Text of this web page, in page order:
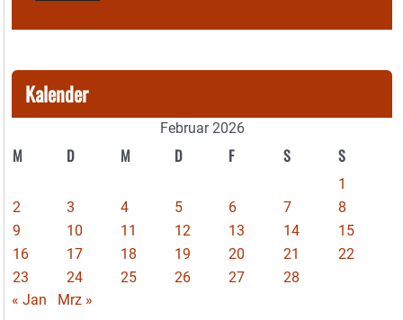
Kalender
Februar 2026
M D M D F S S
1
2
3 4 5 6 7
8
9
10 11 12 13 14
15
16
17 18 19 20 21
22
23
24 25 26 27
28
« Jan
Mrz »